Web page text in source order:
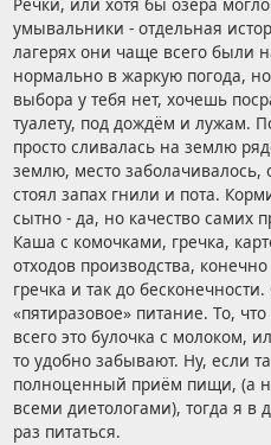
умывальники - отдельная
лагерях они чаще всего были
нормально в жаркую погода,
выбора у тебя нет, хочешь
туалету, под дождём и лужам.
просто сливалась на землю
землю, место
стоял запах гнили и пота.
сытно - да, но качество самих
Каша с комочками, гречка,
отходов производства,
гречка и так до
«пятиразовое» питание. То,
всего это булочка с молоком,
то удобно забывают. Ну, если
полноценный приём пищи, (а
всеми диетологами), тогда я в
раз питаться.